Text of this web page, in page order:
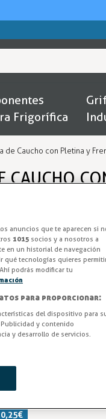
Frigorífica
de Caucho con Pletina y
CAUCHO
Caucho
con pletina y freno
industriales,
movilidad
€
anuncios que te aparecen si
1015 socios y a nosotros a
en un historial de navegación
qué tecnologías quieres
podrás modificar tu
para proporcionar:
del dispositivo para
y contenido
y desarrollo de servicios.